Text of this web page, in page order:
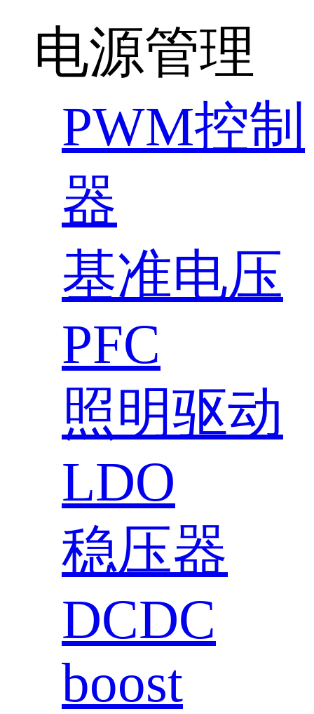
电源管理
PWM控制
器
基准电压
PFC
照明驱动
LDO
稳压器
DCDC
boost